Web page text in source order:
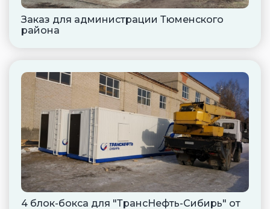
Заказ для администрации Тюменского
района
4 блок-бокса для "ТрансНефть-Сибирь" от